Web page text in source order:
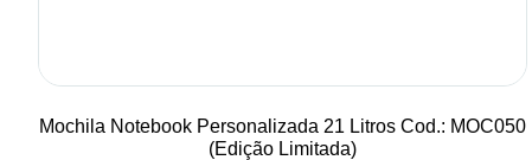
Mochila Notebook Personalizada 21 Litros Cod.: MOC050
(Edição Limitada)